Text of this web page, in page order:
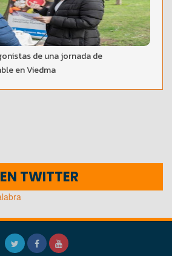
de una jornada de
en Viedma
TWITTER